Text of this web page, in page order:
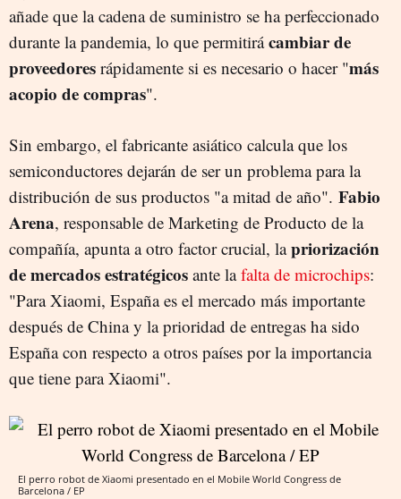
añade que la cadena de suministro se ha perfeccionado
durante la pandemia, lo que permitirácambiar de
proveedores rápidamente si es necesario o hacer "más
acopio de compras".
Sin embargo, el fabricante asiático calcula que los
semiconductores dejarán de ser un problema para la
distribución de sus productos "a mitad de año". Fabio
Arena, responsable de Marketing de Producto de la
compañía, apunta a otro factor crucial, lapriorización
de mercados estratégicos ante lafalta de microchips:
"Para Xiaomi, España es el mercado más importante
después de China y la prioridad de entregas ha sido
España con respecto a otros países por la importancia
que tiene para Xiaomi".
El perro robot de Xiaomi presentado en el Mobile World Congress de
Barcelona / EP